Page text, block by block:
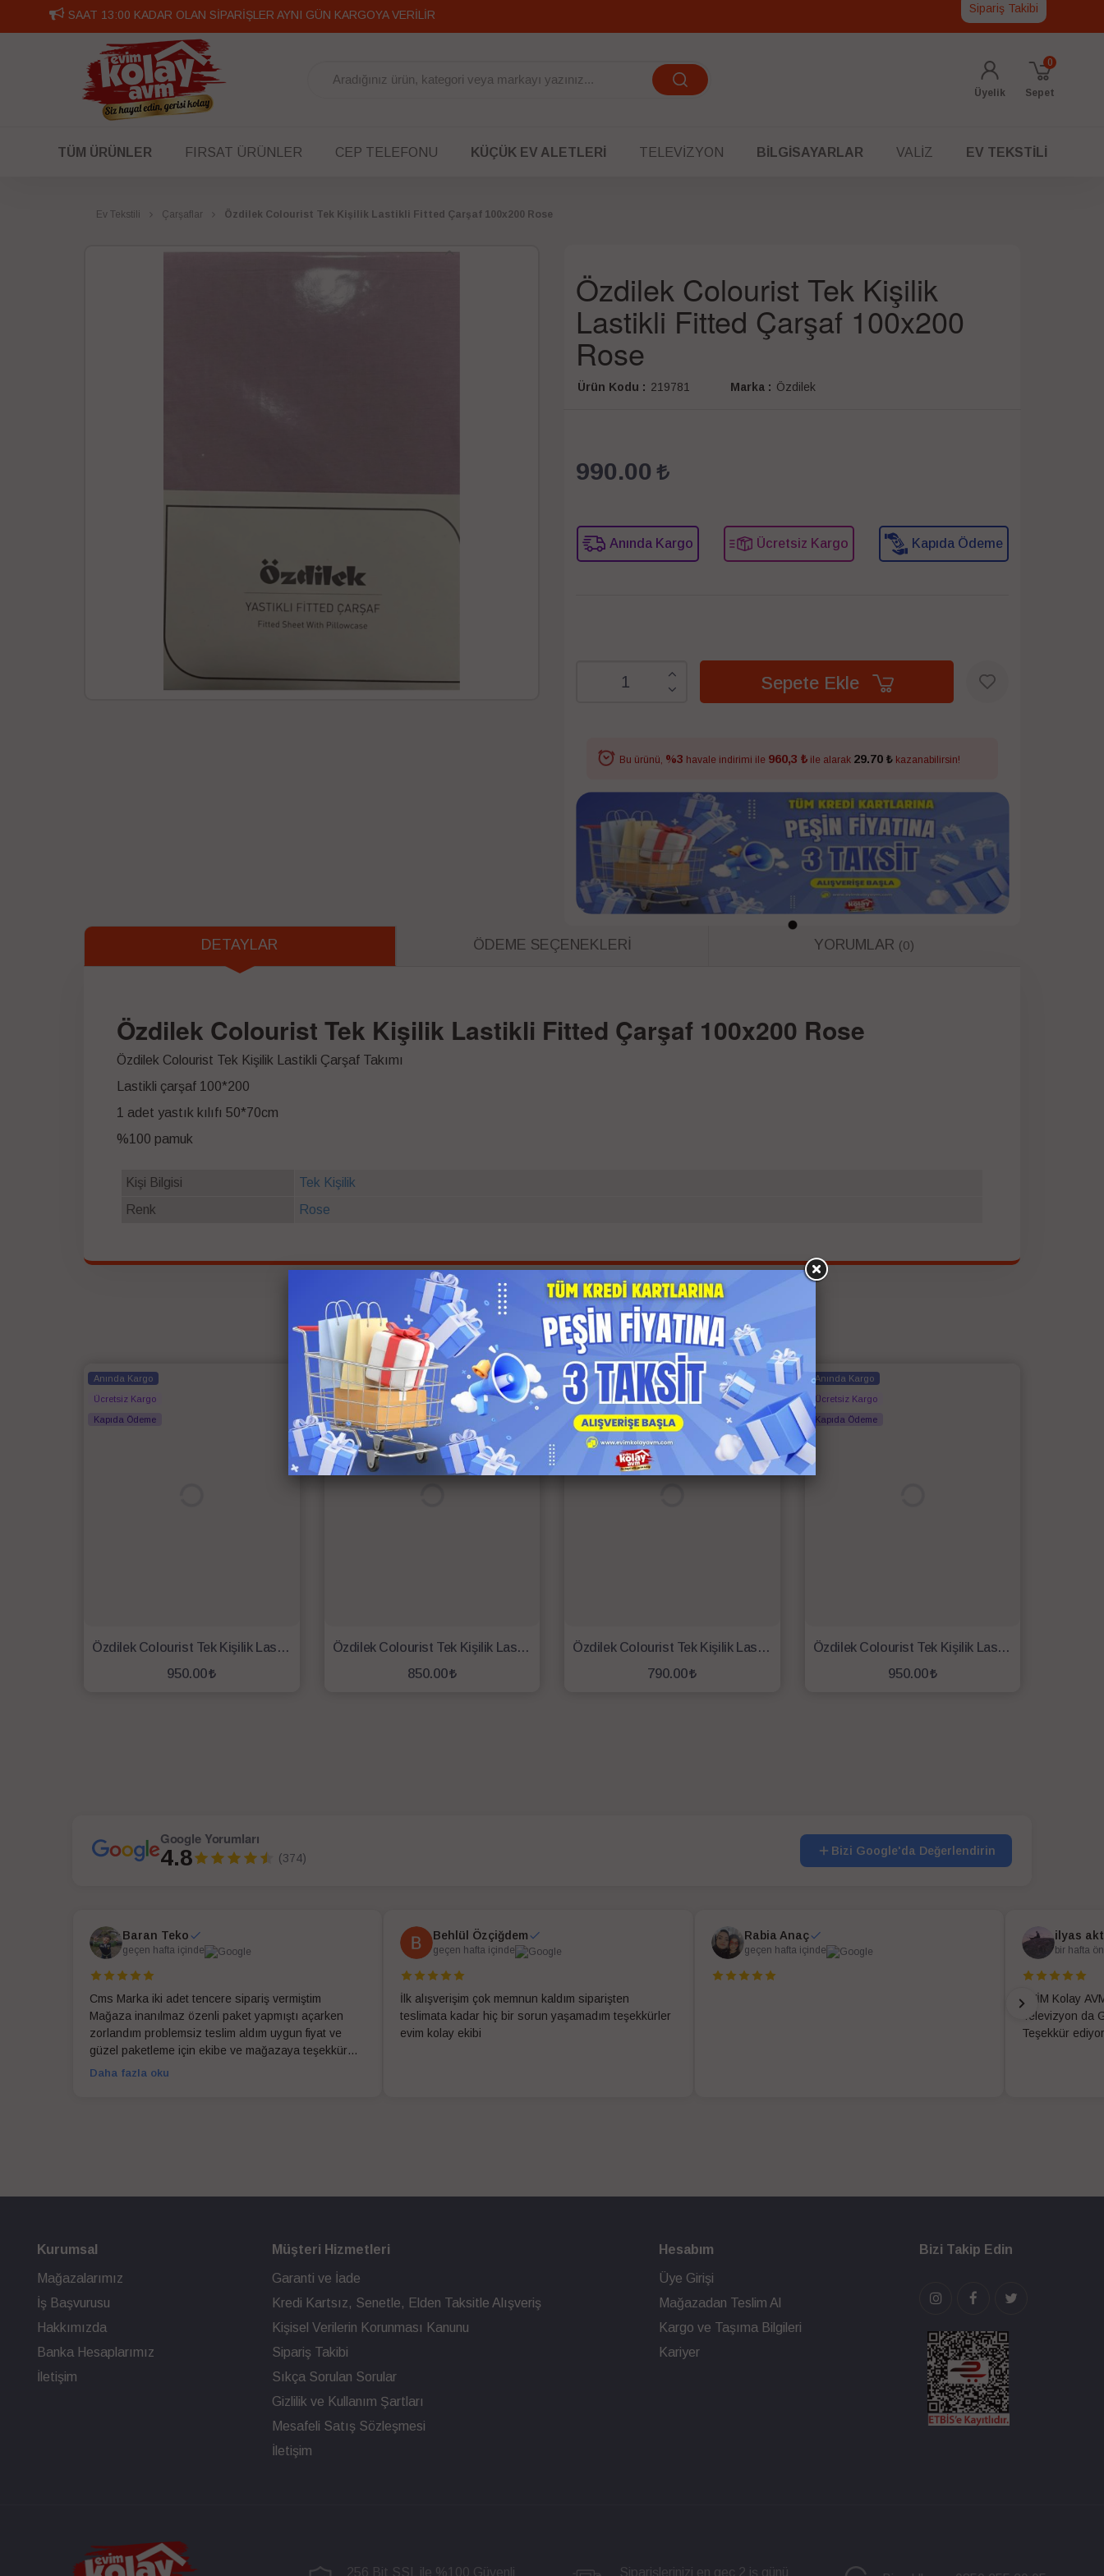
SAAT 13:00 KADAR OLAN SİPARİŞLER AYNI GÜN KARGOYA VERİLİR Sipariş Takibi
Üyelik Sepet
0
TÜM ÜRÜNLER FIRSAT ÜRÜNLER CEP TELEFONU KÜÇÜK EV ALETLERI TELEVIZYON BILGISAYARLAR VALIZ EV TEKSTILI
Ev Tekstili Çarşaflar Özdilek Colourist Tek Kişilik Lastikli Fitted Çarşaf 100x200 Rose
Özdilek Colourist Tek Kişilik
Lastikli Fitted Çarşaf 100x200
Rose
Ürün Kodu : 219781 Marka : Özdilek
990.00
Anında Kargo Ücretsiz Kargo Kapıda Ödeme
Sepete Ekle
Bu ürünü, %3 havale indirimi ile 960,3 ₺ ile alarak 29.70 ₺ kazanabilirsin!
DETAYLAR ÖDEME SEÇENEKLERI YORUMLAR (0)
Özdilek Colourist Tek Kişilik Lastikli Fitted Çarşaf 100x200 Rose
Özdilek Colourist Tek Kişilik Lastikli Çarşaf Takımı
Lastikli çarşaf 100*200
1 adet yastık kılıfı 50*70cm
%100 pamuk
Kişi Bilgisi
Tek Kişilik
Renk
Rose
İlgili Ürünler
Anında Kargo
Ücretsiz Kargo
Kapıda Ödeme
Özdilek Colourist Tek Kişilik Lastikli Fitted Çarşaf 100x200 K.Mercan
950.00
Anında Kargo
Ücretsiz Kargo
Kapıda Ödeme
Özdilek Colourist Tek Kişilik Lastikli Fitted Çarşaf 100x200 Marina
850.00
Anında Kargo
Ücretsiz Kargo
Kapıda Ödeme
Özdilek Colourist Tek Kişilik Lastikli Fitted Çarşaf 100x200 Mürdüm
790.00
Anında Kargo
Ücretsiz Kargo
Kapıda Ödeme
Özdilek Colourist Tek Kişilik Lastikli Fitted Çarşaf 100x200 Okyanus
950.00
Google Yorumları
4.8 (374)
Bizi Google'da Değerlendirin
Baran Teko
geçen hafta içinde
Cms Marka iki adet tencere sipariş vermiştim
Mağaza inanılmaz özenli paket yapmıştı açarken
zorlandım problemsiz teslim aldım uygun fiyat ve
güzel paketleme için ekibe ve mağazaya teşekkür
ederim
Daha fazla oku
Behlül Özçiğdem
geçen hafta içinde
İlk alışverişim çok memnun kaldım siparişten
teslimata kadar hiç bir sorun yaşamadım teşekkürler
evim kolay ekibi
Rabia Anaç
geçen hafta içinde
ilyas
bir hafta
EVİM Kolay
Televizyon da
Teşekkür
Kurumsal
Mağazalarımız
İş Başvurusu
Hakkımızda
Banka Hesaplarımız
İletişim
Müşteri Hizmetleri
Garanti ve İade
Kredi Kartsız, Senetle, Elden Taksitle Alışveriş
Kişisel Verilerin Korunması Kanunu
Sipariş Takibi
Sıkça Sorulan Sorular
Gizlilik ve Kullanım Şartları
Mesafeli Satış Sözleşmesi
İletişim
Hesabım
Üye Girişi
Mağazadan Teslim Al
Kargo ve Taşıma Bilgileri
Kariyer
Bizi Takip Edin
256 Bit SSL ile %100 Güvenli Siparişlerinizi en geç 2 iş günü